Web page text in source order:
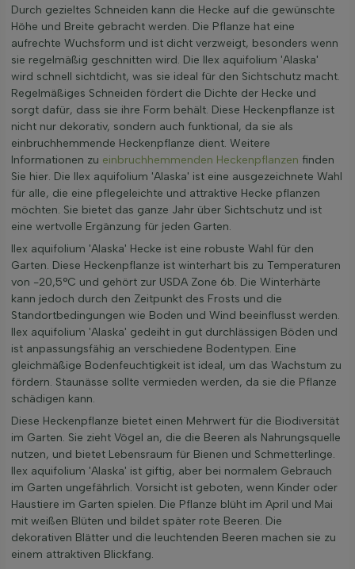
Durch gezieltes Schneiden kann die Hecke auf die gewünschte
Höhe und Breite gebracht werden. Die Pflanze hat eine
aufrechte Wuchsform und ist dicht verzweigt, besonders wenn
sie regelmäßig geschnitten wird. Die Ilex aquifolium 'Alaska'
wird schnell sichtdicht, was sie ideal für den Sichtschutz macht.
Regelmäßiges Schneiden fördert die Dichte der Hecke und
sorgt dafür, dass sie ihre Form behält. Diese Heckenpflanze ist
nicht nur dekorativ, sondern auch funktional, da sie als
einbruchhemmende Heckenpflanze dient. Weitere
Informationen zu einbruchhemmenden Heckenpflanzen finden
Sie hier. Die Ilex aquifolium 'Alaska' ist eine ausgezeichnete Wahl
für alle, die eine pflegeleichte und attraktive Hecke pflanzen
möchten. Sie bietet das ganze Jahr über Sichtschutz und ist
eine wertvolle Ergänzung für jeden Garten.
Ilex aquifolium 'Alaska' Hecke ist eine robuste Wahl für den
Garten. Diese Heckenpflanze ist winterhart bis zu Temperaturen
von -20,5°C und gehört zur USDA Zone 6b. Die Winterhärte
kann jedoch durch den Zeitpunkt des Frosts und die
Standortbedingungen wie Boden und Wind beeinflusst werden.
Ilex aquifolium 'Alaska' gedeiht in gut durchlässigen Böden und
ist anpassungsfähig an verschiedene Bodentypen. Eine
gleichmäßige Bodenfeuchtigkeit ist ideal, um das Wachstum zu
fördern. Staunässe sollte vermieden werden, da sie die Pflanze
schädigen kann.
Diese Heckenpflanze bietet einen Mehrwert für die Biodiversität
im Garten. Sie zieht Vögel an, die die Beeren als Nahrungsquelle
nutzen, und bietet Lebensraum für Bienen und Schmetterlinge.
Ilex aquifolium 'Alaska' ist giftig, aber bei normalem Gebrauch
im Garten ungefährlich. Vorsicht ist geboten, wenn Kinder oder
Haustiere im Garten spielen. Die Pflanze blüht im April und Mai
mit weißen Blüten und bildet später rote Beeren. Die
dekorativen Blätter und die leuchtenden Beeren machen sie zu
einem attraktiven Blickfang.